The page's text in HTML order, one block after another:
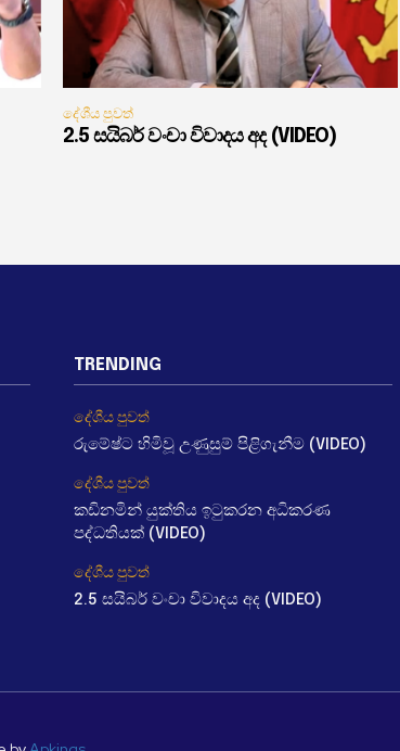
දේශීය පුවත්
2.5 සයිබර් වංචා විවාදය අද (VIDEO)
TRENDING
දේශීය පුවත්
රුමේෂ්ට හිමිවූ උණුසුම් පිළිගැනීම (VIDEO)
දේශීය පුවත්
කඩිනමින් යුක්තිය ඉටුකරන අධිකරණ
පද්ධතියක් (VIDEO)
දේශීය පුවත්
2.5 සයිබර් වංචා විවාදය අද (VIDEO)